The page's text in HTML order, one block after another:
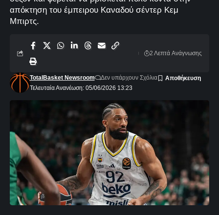
απόκτηση του έμπειρου Καναδού σέντερ Κεμ
Μπιρτς.
Τελευταία Ανανέωση: 05/06/2026 13:23
TotalBasket Newsroom Δεν υπάρχουν Σχόλια
2 Λεπτά Aνάγνωσης